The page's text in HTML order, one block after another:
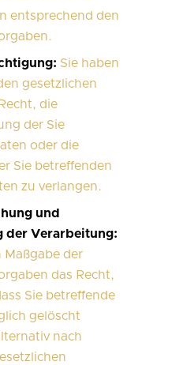
entsprechend den
Sie haben
gesetzlichen
die
der Sie
oder die
Sie betreffenden
zu verlangen.
und
der Verarbeitung:
Maßgabe der
das Recht,
Sie betreffende
gelöscht
nach